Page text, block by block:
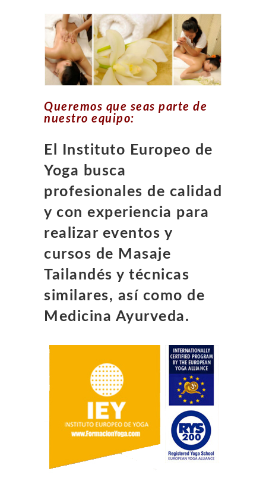
Queremos que seas parte de
nuestro equipo:
El Instituto Europeo de
Yoga busca
profesionales de calidad
y con experiencia para
realizar eventos y
cursos de Masaje
Tailandés y técnicas
similares, así como de
Medicina Ayurveda.